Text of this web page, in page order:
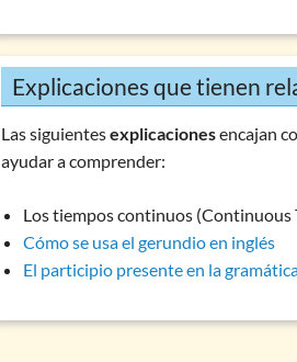
Explicaciones que tienen
Las siguientesexplicacionesencajan
ayudar a comprender:
Los tiempos continuos (Continuous
Cómo se usa el gerundio en inglés
El participio presente en la